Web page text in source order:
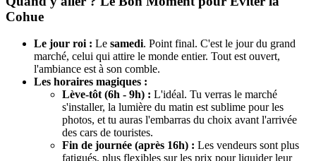
Cohue
Le jour roi : Le samedi. Point final. C'est le jour du grand
marché, celui qui attire le monde entier. Tout est ouvert,
l'ambiance est à son comble.
Les horaires magiques :
Lève-tôt (6h - 9h) : L'idéal. Tu verras le marché
s'installer, la lumière du matin est sublime pour les
photos, et tu auras l'embarras du choix avant l'arrivée
des cars de touristes.
Fin de journée (après 16h) : Les vendeurs sont plus
fatigués, plus flexibles sur les prix pour liquider leur